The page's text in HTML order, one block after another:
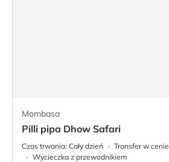
Mombasa
Pilli pipa Dhow Safari
Czas trwania: Cały dzień
Transfer w cenie
Wycieczka z przewodnikiem